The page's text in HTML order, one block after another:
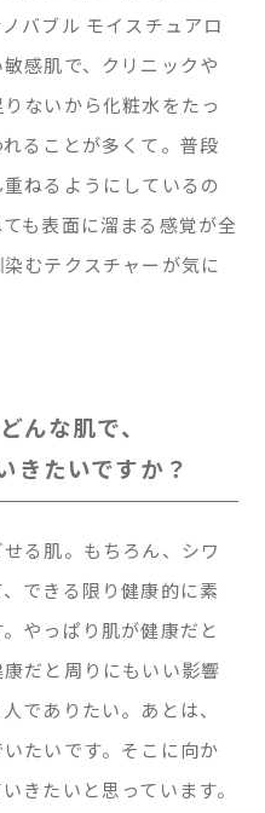
バブル モイスチュアロ
感肌で、クリニックや
ないから化粧水をたっ
ることが多くて。普段
ねるようにしているの
も表面に溜まる感覚が全
むテクスチャーが気に
んな肌で、
きたいですか？
る肌。もちろん、シワ
できる限り健康的に素
やっぱり肌が健康だと
だと周りにもいい影響
でありたい。あとは、
たいです。そこに向か
きたいと思っています。